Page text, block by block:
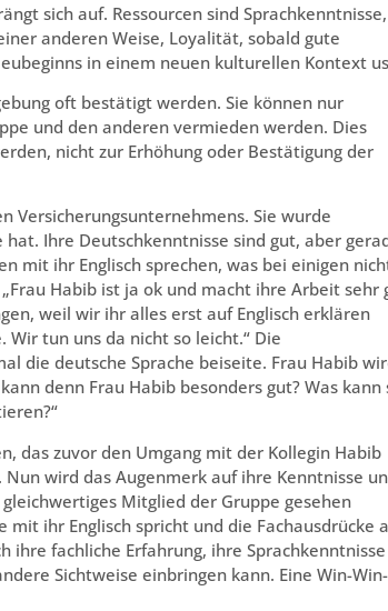
sich auf. Ressourcen sind Sprachkenntnisse,
anderen Weise, Loyalität, sobald gute
in einem neuen kulturellen Kontext
oft bestätigt werden. Sie können nur
und den anderen vermieden werden. Dies
nicht zur Erhöhung oder Bestätigung der
Versicherungsunternehmens. Sie wurde
Ihre Deutschkenntnisse sind gut, aber
mit ihr Englisch sprechen, was bei einigen
Habib ist ja ok und macht ihre Arbeit sehr
weil wir ihr alles erst auf Englisch erklären
tun uns da nicht so leicht.“ Die
die deutsche Sprache beiseite. Frau Habib
denn Frau Habib besonders gut? Was kann
das zuvor den Umgang mit der Kollegin Habib
wird das Augenmerk auf ihre Kenntnisse
Mitglied der Gruppe gesehen
ihr Englisch spricht und die Fachausdrücke
ihre fachliche Erfahrung, ihre Sprachkenntnisse
Sichtweise einbringen kann. Eine Win-Win-